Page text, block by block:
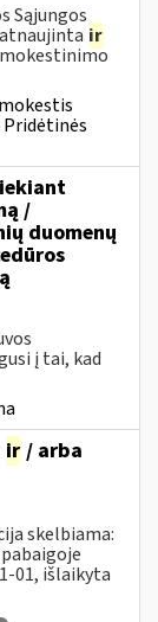
Sąjungos
ir
Pridėtinės
/
duomenų
į tai, kad
ir / arba
skelbiama:
01, išlaikyta